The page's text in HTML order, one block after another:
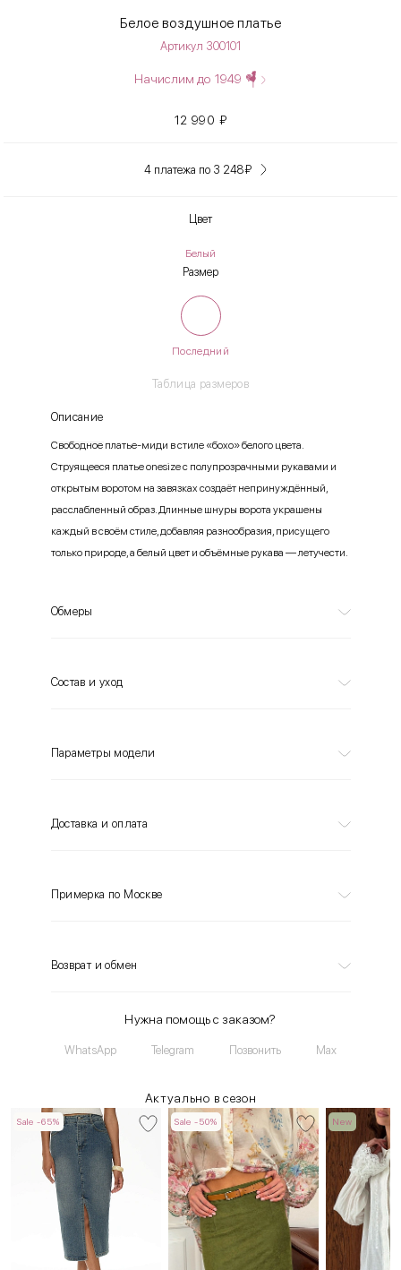
Белое воздушное платье
Артикул 300101
Начислим до 1949
12 990 ₽
4 платежа по 3 248₽
Цвет
Белый
Размер
Таблица размеров
Последний
Описание
Свободное платье-миди в стиле «бохо» белого цвета.
Струящееся платье onesize с полупрозрачными рукавами и
открытым воротом на завязках создаёт непринуждённый,
расслабленный образ. Длинные шнуры ворота украшены
каждый в своём стиле, добавляя разнообразия, присущего
только природе, а белый цвет и объёмные рукава — летучести.
Обмеры
Состав и уход
Параметры модели
Доставка и оплата
Примерка по Москве
Возврат и обмен
Нужна помощь с заказом?
WhatsApp Telegram Позвонить Max
Актуально в сезон
Sale -65% Sale -50% New